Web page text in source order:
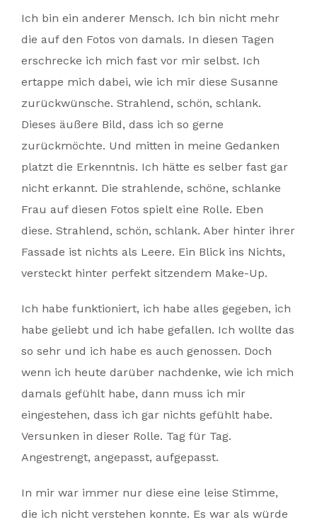
Ich bin ein anderer Mensch. Ich bin nicht mehr
die auf den Fotos von damals. In diesen Tagen
erschrecke ich mich fast vor mir selbst. Ich
ertappe mich dabei, wie ich mir diese Susanne
zurückwünsche. Strahlend, schön, schlank.
Dieses äußere Bild, dass ich so gerne
zurückmöchte. Und mitten in meine Gedanken
platzt die Erkenntnis. Ich hätte es selber fast gar
nicht erkannt. Die strahlende, schöne, schlanke
Frau auf diesen Fotos spielt eine Rolle. Eben
diese. Strahlend, schön, schlank. Aber hinter ihrer
Fassade ist nichts als Leere. Ein Blick ins Nichts,
versteckt hinter perfekt sitzendem Make-Up.
Ich habe funktioniert, ich habe alles gegeben, ich
habe geliebt und ich habe gefallen. Ich wollte das
so sehr und ich habe es auch genossen. Doch
wenn ich heute darüber nachdenke, wie ich mich
damals gefühlt habe, dann muss ich mir
eingestehen, dass ich gar nichts gefühlt habe.
Versunken in dieser Rolle. Tag für Tag.
Angestrengt, angepasst, aufgepasst.
In mir war immer nur diese eine leise Stimme,
die ich nicht verstehen konnte. Es war als würde